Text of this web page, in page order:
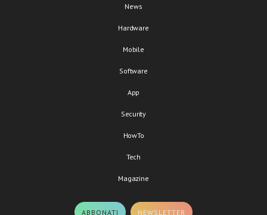
News
Hardware
Mobile
Software
App
Security
HowTo
Tech
Magazine
ABBONATI NEWSLETTER